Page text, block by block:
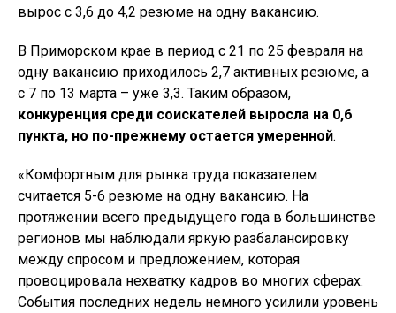
вырос с 3,6 до 4,2 резюме на одну вакансию.
В Приморском крае в период с 21 по 25 февраля на
одну вакансию приходилось 2,7 активных резюме, а
с 7 по 13 марта – уже 3,3. Таким образом,
конкуренция среди соискателей выросла на 0,6
пункта, но по-прежнему остается умеренной.
«Комфортным для рынка труда показателем
считается 5-6 резюме на одну вакансию. На
протяжении всего предыдущего года в большинстве
регионов мы наблюдали яркую разбалансировку
между спросом и предложением, которая
провоцировала нехватку кадров во многих сферах.
События последних недель немного усилили уровень